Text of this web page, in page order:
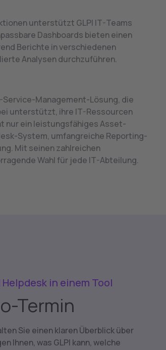
unterstützt GLPI IT-Teams
Dashboards bieten einen
Berichte in verschiedenen
Analysen durchzuführen.
Management-Lösung, die
unterstützt, ihre IT-Ressourcen
nur ein leistungsfähiges Asset-
System, umfangreiche Reporting-
Mit seinen zahlreichen
Wahl für jede IT-Abteilung.
in einem Tool
Termin
Sie einen klaren Überblick über
Ihnen, was GLPI kann, welche